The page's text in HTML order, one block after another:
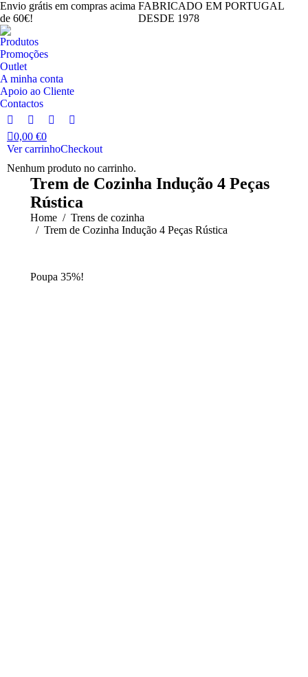
Envio grátis em compras acima
de 60€!
FABRICADO EM PORTUGAL
DESDE 1978
Produtos
Promoções
Outlet
A minha conta
Apoio ao Cliente
Contactos
Facebook
page
in
window
Instagram
page
in
new
window
YouTube
in
new
window
Linkedin
in
new
window
0,00 €0
Ver carrinhoCheckout
Nenhum produto no carrinho.
Trem de Cozinha Indução 4 Peças
Rústica
You are here:
Home
Trens de cozinha
Trem de Cozinha Indução 4 Peças Rústica
Poupa 35%!